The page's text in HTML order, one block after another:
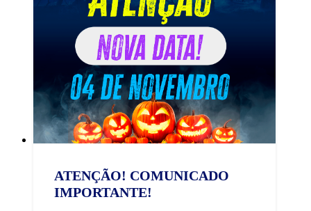
ATENÇÃO! COMUNICADO
IMPORTANTE!